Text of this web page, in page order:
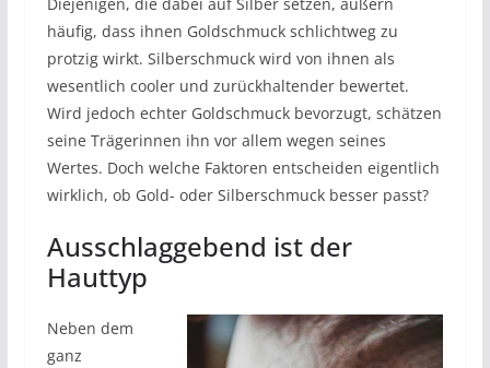
häufig, dass ihnen Goldschmuck schlichtweg zu
protzig wirkt. Silberschmuck wird von ihnen als
wesentlich cooler und zurückhaltender bewertet.
Wird jedoch echter Goldschmuck bevorzugt, schätzen
seine Trägerinnen ihn vor allem wegen seines
Wertes. Doch welche Faktoren entscheiden eigentlich
wirklich, ob Gold- oder Silberschmuck besser passt?
Ausschlaggebend ist der
Hauttyp
Neben dem
ganz